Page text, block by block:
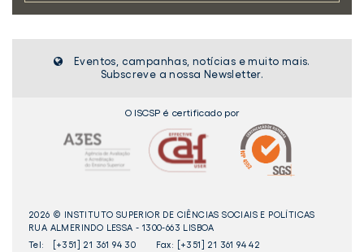
Eventos, campanhas, notícias e muito mais.
Subscreve a nossa Newsletter.
O ISCSP é certificado por
2026 © INSTITUTO SUPERIOR DE CIÊNCIAS SOCIAIS E POLÍTICAS
RUA ALMERINDO LESSA - 1300-663 LISBOA
Tel:
[+351] 21 361 94 30 Fax: [+351] 21 361 94 42